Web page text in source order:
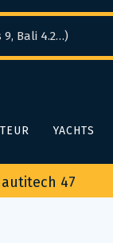
YACHTS
47